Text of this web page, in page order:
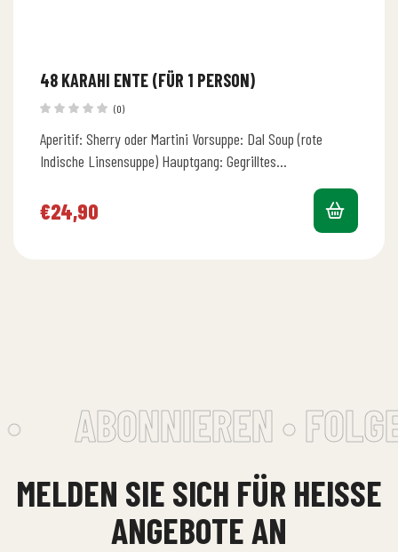
48 KARAHI ENTE (FÜR 1 PERSON)
(0)
Aperitif: Sherry oder Martini Vorsuppe: Dal Soup (rote
Indische Linsensuppe) Hauptgang: Gegrilltes
Nelken, Kardamom,…
€24,90
ABONNIEREN •
MELDEN SIE SICH FÜR HEISSE A
NGEBOTE AN